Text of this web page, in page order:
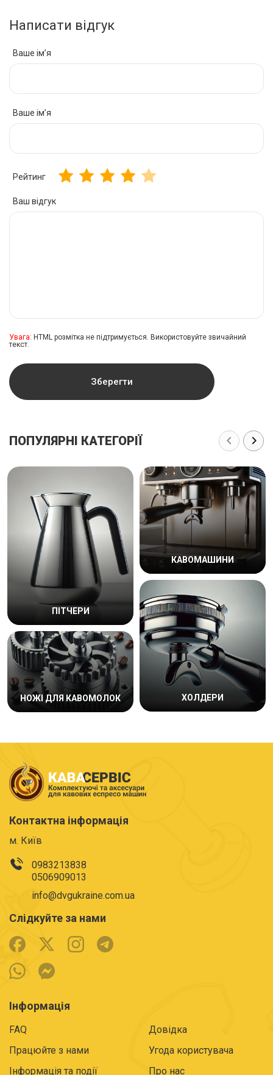
Написати відгук
Ваше ім’я
Ваше ім’я
Рейтинг
Ваш відгук
Увага: HTML розмітка не підтримується. Використовуйте звичайний
текст.
Зберегти
ПОПУЛЯРНІ КАТЕГОРІЇ
ПІТЧЕРИ
НОЖІ ДЛЯ КАВОМОЛОК
КАВОМАШИНИ
ХОЛДЕРИ
Контактна інформація
м. Київ
0983213838
0506909013
info@dvgukraine.com.ua
Слідкуйте за нами
Інформація
FAQ
Довідка
Працюйте з нами
Угода користувача
Інформація та події
Про нас